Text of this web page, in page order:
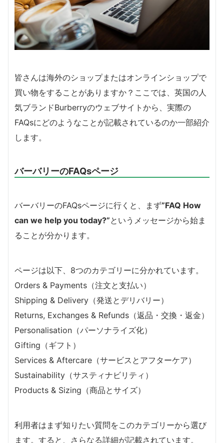
皆さんは海外のショップまたはオンラインショップで
買い物をすることがありますか？ここでは、英国の人
気ブランドBurberryのウェブサイトから、実際の
FAQsにどのようなことが記載されているのか一部紹介
します。
バーバリーのFAQsページ
バーバリーのFAQsページに行くと、まず”FAQ How
can we help you today?”というメッセージから始ま
ることが分かります。
ページは以下、8つのカテゴリーに分かれています。
Orders & Payments（注文と支払い）
Shipping & Delivery（発送とデリバリー）
Returns, Exchanges & Refunds（返品・交換・返金）
Personalisation（パーソナライズ化）
Gifting（ギフト）
Services & Aftercare（サービスとアフターケア）
Sustainability（サスティナビリティ）
Products & Sizing（商品とサイズ）
利用者はまず知りたい質問をこのカテゴリーから選び
ます。すると、さらなる詳細が記載されています。